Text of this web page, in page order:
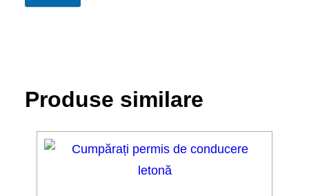
Produse similare